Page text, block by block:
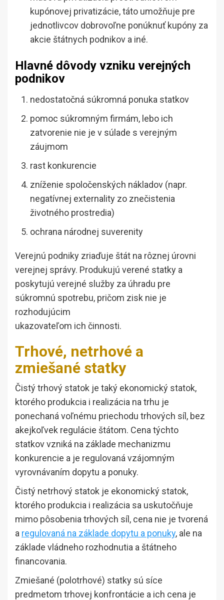
kupónovej privatizácie, táto umožňuje pre
jednotlivcov dobrovoľne ponúknuť kupóny za
akcie štátnych podnikov a iné.
Hlavné dôvody vzniku verejných
podnikov
nedostatočná súkromná ponuka statkov
pomoc súkromným firmám, lebo ich
zatvorenie nie je v súlade s verejným
záujmom
rast konkurencie
zníženie spoločenských nákladov (napr.
negatívnej externality zo znečistenia
životného prostredia)
ochrana národnej suverenity
Verejnú podniky zriaďuje štát na rôznej úrovni
verejnej správy. Produkujú verené statky a
poskytujú verejné služby za úhradu pre
súkromnú spotrebu, pričom zisk nie je
rozhodujúcim
ukazovateľom ich činnosti.
Trhové, netrhové a
zmiešané statky
Čistý trhový statok je taký ekonomický statok,
ktorého produkcia i realizácia na trhu je
ponechaná voľnému priechodu trhových síl, bez
akejkoľvek regulácie štátom. Cena týchto
statkov vzniká na základe mechanizmu
konkurencie a je regulovaná vzájomným
vyrovnávaním dopytu a ponuky.
Čistý netrhový statok je ekonomický statok,
ktorého produkcia i realizácia sa uskutočňuje
mimo pôsobenia trhových síl, cena nie je tvorená
a regulovaná na základe dopytu a ponuky, ale na
základe vládneho rozhodnutia a štátneho
financovania.
Zmiešané (polotrhové) statky sú síce
predmetom trhovej konfrontácie a ich cena je